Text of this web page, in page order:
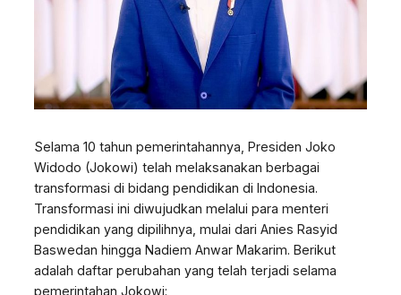
Selama 10 tahun pemerintahannya, Presiden Joko
Widodo (Jokowi) telah melaksanakan berbagai
transformasi di bidang pendidikan di Indonesia.
Transformasi ini diwujudkan melalui para menteri
pendidikan yang dipilihnya, mulai dari Anies Rasyid
Baswedan hingga Nadiem Anwar Makarim. Berikut
adalah daftar perubahan yang telah terjadi selama
pemerintahan Jokowi: